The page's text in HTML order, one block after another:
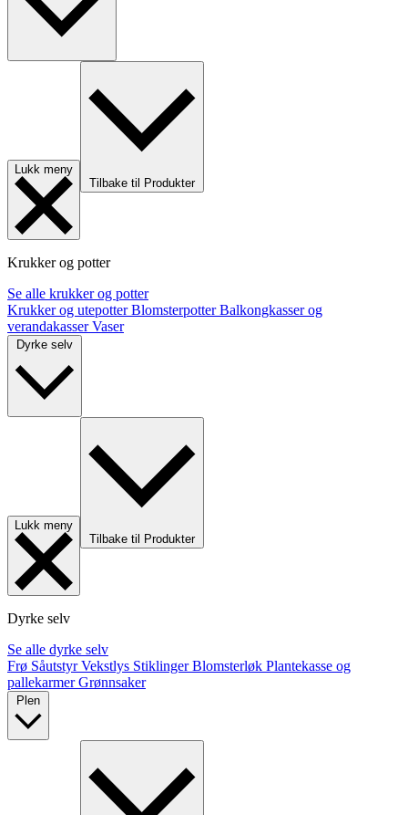
Lukk meny
Tilbake til Produkter
Krukker og potter
Se alle krukker og potter
Krukker og utepotterBlomsterpotterBalkongkasser og
verandakasserVaser
Lukk meny
Tilbake til Produkter
Dyrke selv
Se alle dyrke selv
Frø SåutstyrVekstlys StiklingerBlomsterløk Plantekasse og
pallekarmerGrønnsaker